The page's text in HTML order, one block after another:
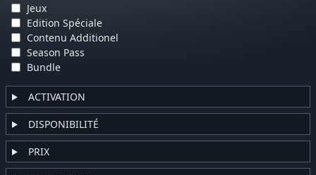
Jeux
Edition Spéciale
Contenu Additionel
Season Pass
Bundle
ACTIVATION
DISPONIBILITÉ
PRIX